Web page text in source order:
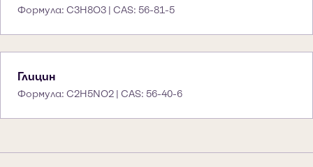
Формула: C3H8O3 | CAS: 56-81-5
Глицин
Формула: C2H5NO2 | CAS: 56-40-6